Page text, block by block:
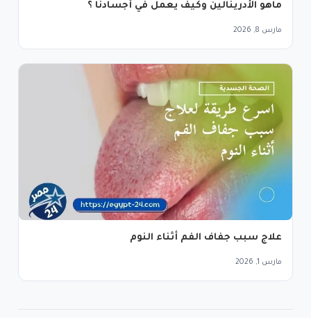
ماهو الأدرينالين وكيف يعمل في أجسادنا ؟
مارس 8, 2026
علاج سبب جفاف الفم أثناء النوم
مارس 1, 2026